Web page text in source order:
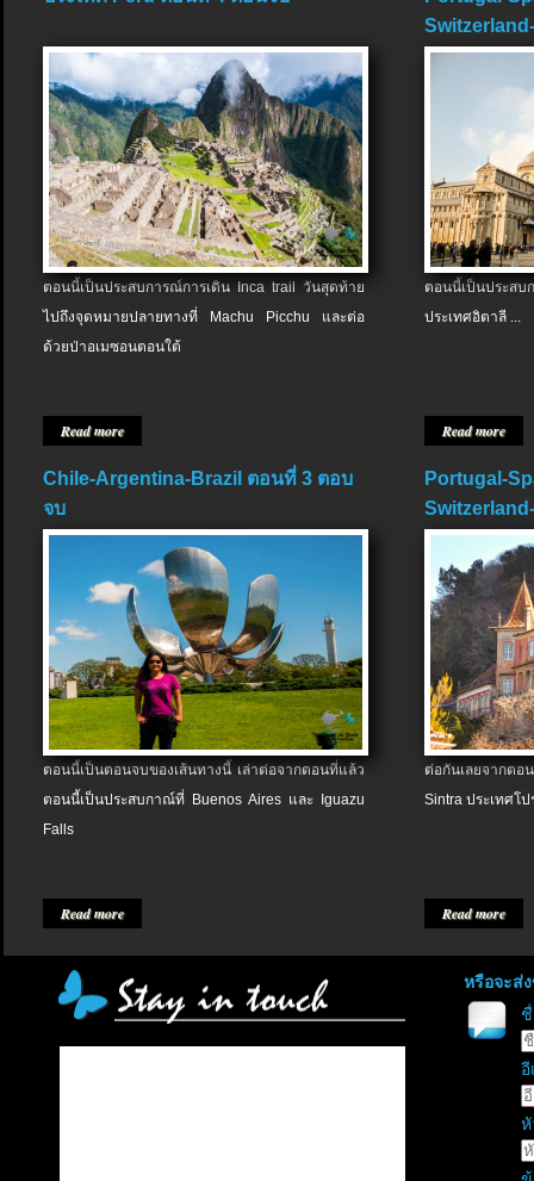
ตอนนี้เป็นประสบการณ์การเดิน Inca trail วันสุดท้าย
ไปถึงจุดหมายปลายทางที่ Machu Picchu และต่อ
ด้วยป่าอเมซอนตอนใต้
Read more
ตอนนี้เป็นประส
ประเทศอิตาลี ...
Read more
Chile-Argentina-Brazil ตอนที่ 3 ตอบ
จบ
ตอนนี้เป็นตอนจบของเส้นทางนี้ เล่าต่อจากตอนที่แล้ว
ตอนนี้เป็นประสบกาณ์ที่ Buenos Aires และ Iguazu
Falls
Read more
Portugal-
ต่อกันเลยจากต
Sintra ประเทศโป
Read more
หรือจะส่
อี
หั